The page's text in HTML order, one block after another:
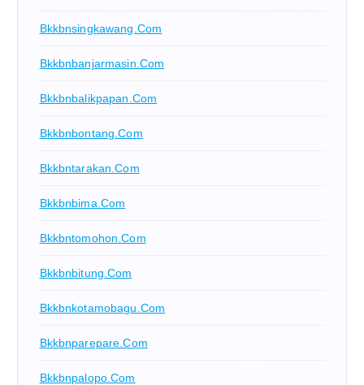
Bkkbnsingkawang.com
Bkkbnbanjarmasin.com
Bkkbnbalikpapan.com
Bkkbnbontang.com
Bkkbntarakan.com
Bkkbnbima.com
Bkkbntomohon.com
Bkkbnbitung.com
Bkkbnkotamobagu.com
Bkkbnparepare.com
Bkkbnpalopo.com